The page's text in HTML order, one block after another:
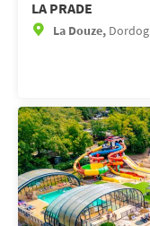
LA PRADE
La Douze,